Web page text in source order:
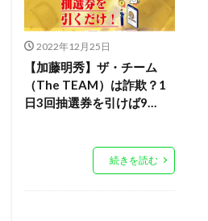
2022年12月25日
【加藤明秀】ザ・チーム
（The TEAM）は詐欺？1
日3回抽選券を引けば9…
続きを読む